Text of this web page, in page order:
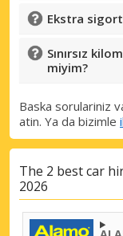
Ekstra
Sınırsız
miyim?
Baska sorulariniz
atin. Ya da bizimle
The 2 best car
2026